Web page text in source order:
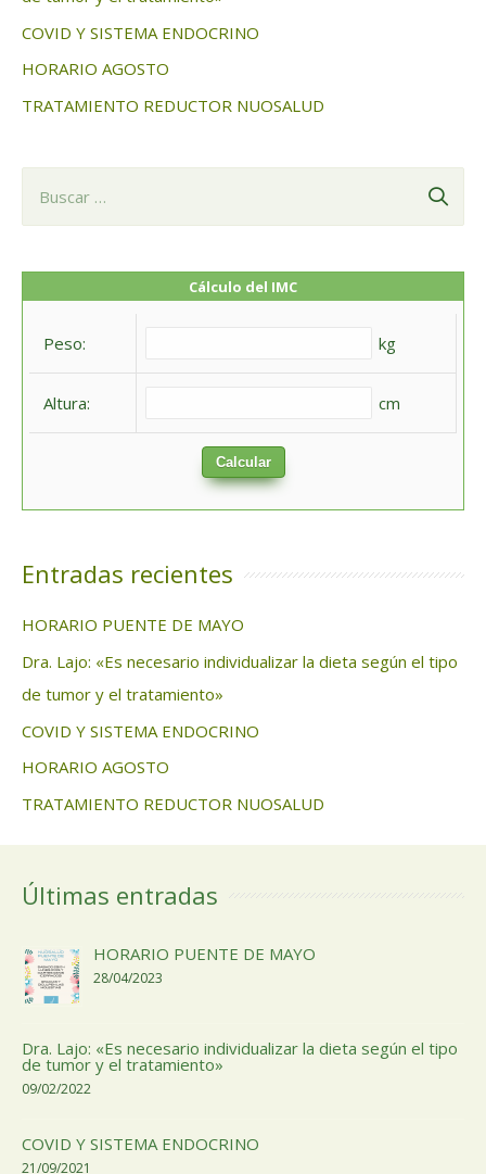
COVID Y SISTEMA ENDOCRINO
HORARIO AGOSTO
TRATAMIENTO REDUCTOR NUOSALUD
Cálculo del IMC
Peso: kg
Altura: cm
Calcular
Entradas recientes
HORARIO PUENTE DE MAYO
Dra. Lajo: «Es necesario individualizar la dieta según el tipo
de tumor y el tratamiento»
COVID Y SISTEMA ENDOCRINO
HORARIO AGOSTO
TRATAMIENTO REDUCTOR NUOSALUD
Últimas entradas
HORARIO PUENTE DE MAYO
28/04/2023
Dra. Lajo: «Es necesario individualizar la dieta según el tipo
de tumor y el tratamiento»
09/02/2022
COVID Y SISTEMA ENDOCRINO
21/09/2021